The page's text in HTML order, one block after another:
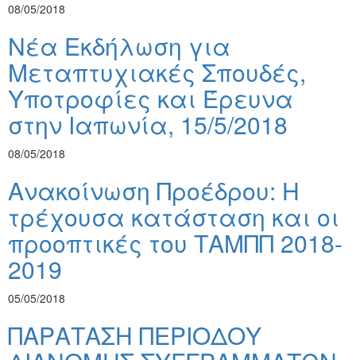
08/05/2018
Νέα Εκδήλωση για
Μεταπτυχιακές Σπουδές,
Υποτροφίες και Έρευνα
στην Ιαπωνία, 15/5/2018
08/05/2018
Ανακοίνωση Προέδρου: Η
τρέχουσα κατάσταση και οι
προοπτικές του ΤΑΜΠΠ 2018-
2019
05/05/2018
ΠΑΡΑΤΑΣΗ ΠΕΡΙΟΔΟΥ